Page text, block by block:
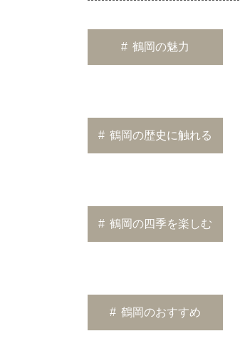
# 鶴岡の魅力
# 鶴岡の歴史に触れる
# 鶴岡の四季を楽しむ
# 鶴岡のおすすめ